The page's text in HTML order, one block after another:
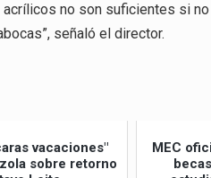
no son suficientes si
señaló el director.
vacaciones"
sobre retorno
MEC